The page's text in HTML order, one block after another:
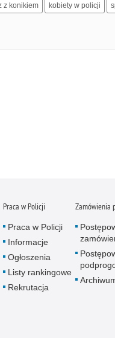
z konikiem kobiety w policji
Praca w Policji
Praca w Policji
Informacje
Ogłoszenia
Listy rankingowe
Rekrutacja
Zamówienia